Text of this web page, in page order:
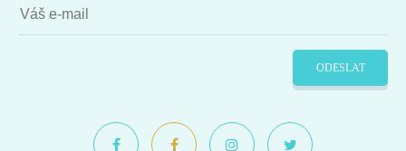
ODESLAT